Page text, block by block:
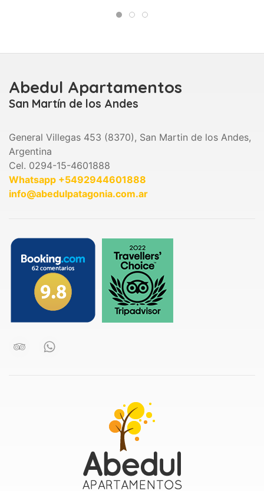
Abedul Apartamentos
San Martín de los Andes
General Villegas 453 (8370), San Martin de los Andes,
Argentina
Cel. 0294-15-4601888
Whatsapp +5492944601888
info@abedulpatagonia.com.ar